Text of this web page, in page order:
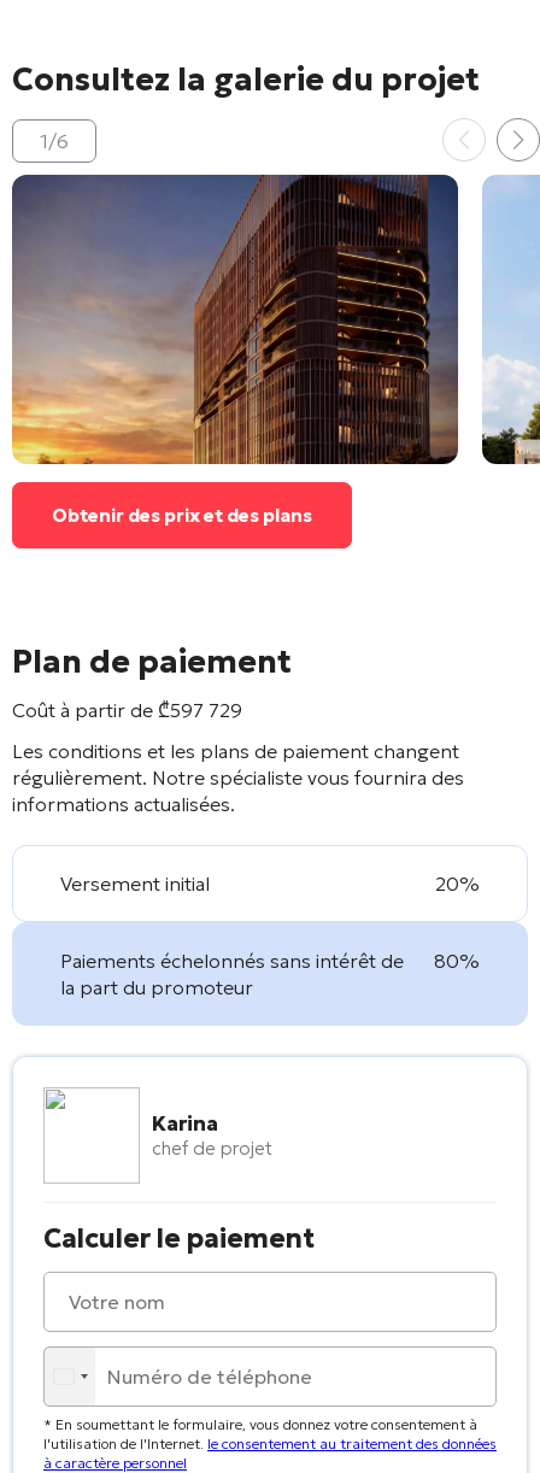
Consultez la galerie du projet
1/6
Obtenir des prix et des plans
Plan de paiement
Coût à partir de ₾597 729
Les conditions et les plans de paiement changent
régulièrement. Notre spécialiste vous fournira des
informations actualisées.
Versement initial 20%
Paiements échelonnés sans intérêt de
la part du promoteur
80%
Karina
chef de projet
Calculer le paiement
* En soumettant le formulaire, vous donnez votre consentement à
l'utilisation de l'Internet. le consentement au traitement des données
à caractère personnel